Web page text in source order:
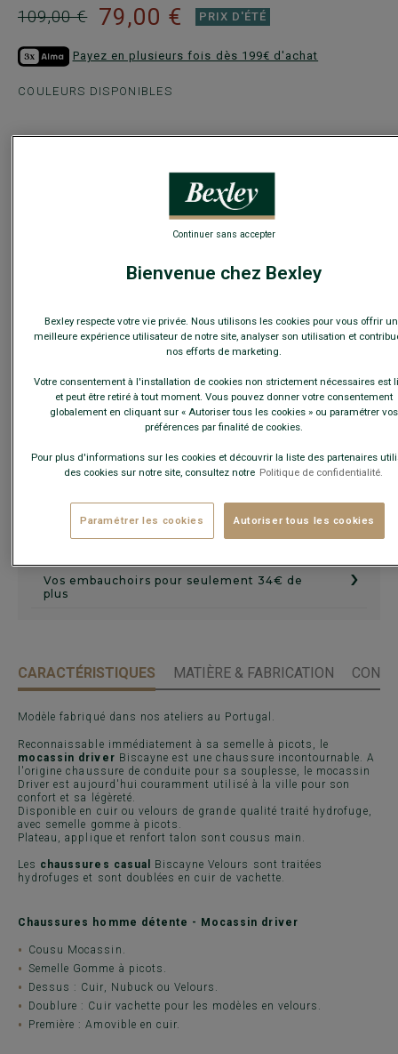
109,00 € 79,00 € PRIX D'ÉTÉ
Payez en plusieurs fois dès 199€ d'achat
COULEURS DISPONIBLES
Ce modèle chausse petit, choisir la pointure au-dessus de
votre pointure habituelle.
Guide des tailles
+ AJOUTER AU PANIER
Voir la disponibilité en magasin
Livré en 24h ouvrées avec Chronopost Express
(commandez avant 14h)
PROLONGEZ LA DURÉE DE VIE
Vos embauchoirs pour seulement 34€ de
plus
›
+
CARACTÉRISTIQUES MATIÈRE & FABRICATION
Modèle fabriqué dans nos ateliers au Portugal.
Reconnaissable immédiatement à sa semelle à picots, le
mocassin driver Biscayne est une chaussure incontournable. A
l'origine chaussure de conduite pour sa souplesse, le mocassin
Driver est aujourd'hui couramment utilisé à la ville pour son
confort et sa légèreté.
Disponible en cuir ou velours de grande qualité traité hydrofuge,
avec semelle gomme à picots.
Plateau, applique et renfort talon sont cousus main.
Les chaussures casual
Biscayne Velours sont traitées
hydrofuges et sont doublées en cuir de vachette.
Chaussures homme détente - Mocassin driver
Cousu Mocassin.
Semelle Gomme à picots.
Dessus : Cuir, Nubuck ou Velours.
Doublure : Cuir vachette pour les modèles en velours.
Première : Amovible en cuir.
Bienvenue chez Bexley
Bexley respecte votre vie privée. Nous utilisons les cookies pour vous offrir
meilleure expérience utilisateur de notre site, analyser son utilisation et
nos efforts de marketing.
Votre consentement à l'installation de cookies non strictement nécessaires est
et peut être retiré à tout moment. Vous pouvez donner votre consentement
globalement en cliquant sur « Autoriser tous les cookies » ou paramétrer vos
préférences par finalité de cookies.
Pour plus d'informations sur les cookies et découvrir la liste des partenaires
des cookies sur notre site, consultez notre Politique de confidentialité.
Paramétrer les cookies Autoriser tous les cookies
Continuer sans accepter